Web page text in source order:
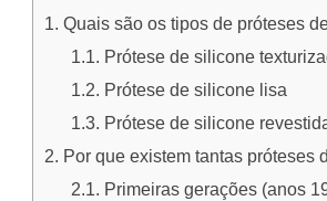
Quais são os tipos de próteses
Prótese de silicone
Prótese de silicone lisa
Prótese de silicone
Por que existem tantas próteses
Primeiras gerações (anos